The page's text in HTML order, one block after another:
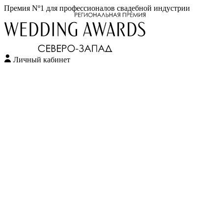
Премия Nº1 для профессионалов свадебной индустрии
Личный кабинет